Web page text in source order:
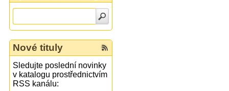
Nové tituly
Sledujte poslední novinky
v katalogu prostřednictvím
RSS kanálu: